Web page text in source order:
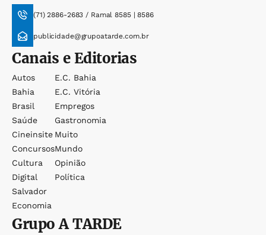
(71) 2886-2683 / Ramal 8585 | 8586
publicidade@grupoatarde.com.br
Canais e Editorias
Autos
Bahia
Brasil
Saúde
Cineinsite
Concursos
Cultura
Digital
Salvador
Economia
E.c. Bahia
E.c. Vitória
Empregos
Gastronomia
Muito
Mundo
Opinião
Política
GrupoA TARDE